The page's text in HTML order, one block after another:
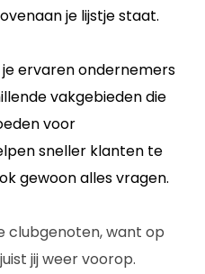
je lijstje staat.
je ervaren ondernemers
vakgebieden die
voor
sneller klanten te
gewoon alles vragen.
clubgenoten, want op
jij weer voorop.